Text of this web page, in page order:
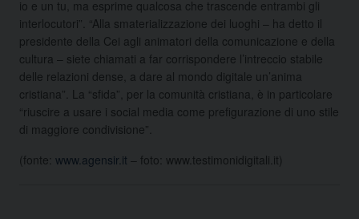
io e un tu, ma esprime qualcosa che trascende entrambi gli
interlocutori”. “Alla smaterializzazione dei luoghi – ha detto il
presidente della Cei agli animatori della comunicazione e della
cultura – siete chiamati a far corrispondere l’intreccio stabile
delle relazioni dense, a dare al mondo digitale un’anima
cristiana”. La “sfida”, per la comunità cristiana, è in particolare
“riuscire a usare i social media come prefigurazione di uno stile
di maggiore condivisione”.
(fonte: www.agensir.it – foto: www.testimonidigitali.it)